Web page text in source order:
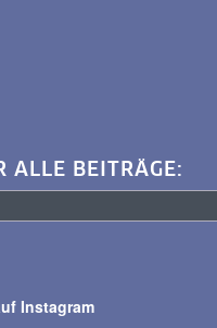
ALLE BEITRÄGE:
Instagram